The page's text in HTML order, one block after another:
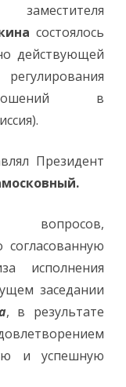
состоялось
действующей
в
Президент
вопросов,
исполнения
заседании
, в результате
и успешную